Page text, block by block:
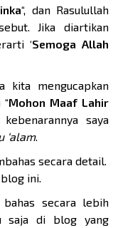
“, dan Rasulullah
Jika diartikan
‘Semoga Allah
mengucapkan
“Mohon Maaf Lahir
saya
‘alam.
secara detail.
ini.
secara lebih
saja di blog yang